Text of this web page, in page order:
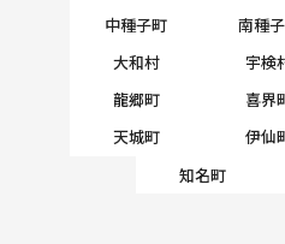
中種子町
南種
大和村
宇検
龍郷町
喜界
天城町
伊仙
知名町